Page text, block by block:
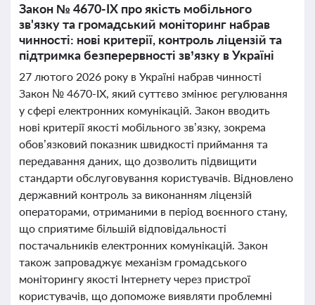
Закон № 4670-ІХ про якість мобільного
зв'язку та громадський моніторинг набрав
чинності: нові критерії, контроль ліцензій та
підтримка безперервності зв’язку в Україні
27 лютого 2026 року в Україні набрав чинності
Закон № 4670-ІХ, який суттєво змінює регулювання
у сфері електронних комунікацій. Закон вводить
нові критерії якості мобільного зв’язку, зокрема
обов’язковий показник швидкості приймання та
передавання даних, що дозволить підвищити
стандарти обслуговування користувачів. Відновлено
державний контроль за виконанням ліцензій
операторами, отриманими в період воєнного стану,
що сприятиме більшій відповідальності
постачальників електронних комунікацій. Закон
також запроваджує механізм громадського
моніторингу якості Інтернету через пристрої
користувачів, що допоможе виявляти проблемні